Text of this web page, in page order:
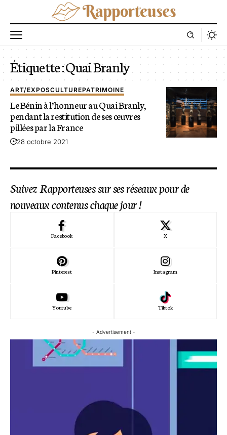
Étiquette :Quai Branly
ART/EXPOSCULTUREPATRIMOINE
Le Bénin à l’honneur au Quai Branly,
pendant la restitution de ses œuvres
pillées par la France
28 octobre 2021
Suivez Rapporteuses sur ses réseaux pour de
nouveaux contenus chaque jour !
Facebook X
Pinterest Instagram
Youtube Tiktok
- Advertisement -